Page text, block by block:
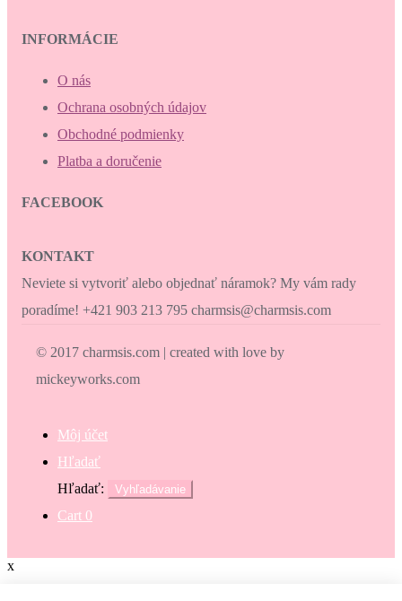
INFORMÁCIE
O nás
Ochrana osobných údajov
Obchodné podmienky
Platba a doručenie
FACEBOOK
KONTAKT
Neviete si vytvoriť alebo objednať náramok? My vám rady
poradíme! +421 903 213 795 charmsis@charmsis.com
© 2017 charmsis.com | created with love by
mickeyworks.com
Môj účet
Hľadať
Hľadať:
Vyhľadávanie
Cart 0
x